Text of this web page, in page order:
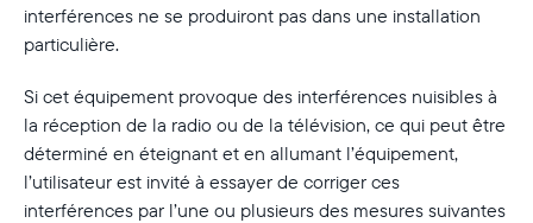
Continuer
interférences ne se produiront pas dans une installation
particulière.
Si cet équipement provoque des interférences nuisibles à
la réception de la radio ou de la télévision, ce qui peut être
déterminé en éteignant et en allumant l’équipement,
l’utilisateur est invité à essayer de corriger ces
interférences par l’une ou plusieurs des mesures suivantes